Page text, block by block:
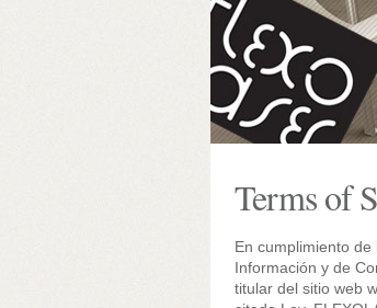
Terms of
En cumplimiento
Información y de
titular del sitio web